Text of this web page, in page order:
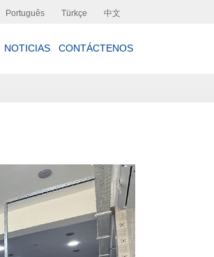
Português Türkçe 中文
NOTICIAS CONTÁCTENOS